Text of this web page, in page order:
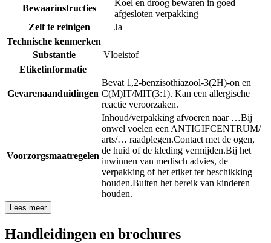
Bewaarinstructies
Koel en droog bewaren in goed
afgesloten verpakking
Zelf te reinigen
Ja
Technische kenmerken
Substantie
Vloeistof
Etiketinformatie
Gevarenaanduidingen
Bevat 1,2-benzisothiazool-3(2H)-on en
C(M)IT/MIT(3:1). Kan een allergische
reactie veroorzaken.
Voorzorgsmaatregelen
Inhoud/verpakking afvoeren naar …Bij
onwel voelen een ANTIGIFCENTRUM/
arts/… raadplegen.Contact met de ogen,
de huid of de kleding vermijden.Bij het
inwinnen van medisch advies, de
verpakking of het etiket ter beschikking
houden.Buiten het bereik van kinderen
houden.
Lees meer
Handleidingen en brochures